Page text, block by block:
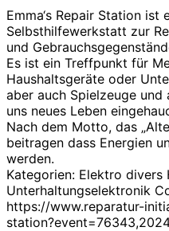
Emma‘s Repair Station ist
Selbsthilfewerkstatt zur
und
Es ist ein Treffpunkt für
Haushaltsgeräte oder
aber auch Spielzeuge
uns neues Leben
Nach dem Motto, das
beitragen dass Energien
werden.
Kategorien: Elektro divers
Unterhaltungselektronik
https://www.reparatur-